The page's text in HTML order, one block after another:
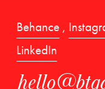
Behance ,
LinkedIn